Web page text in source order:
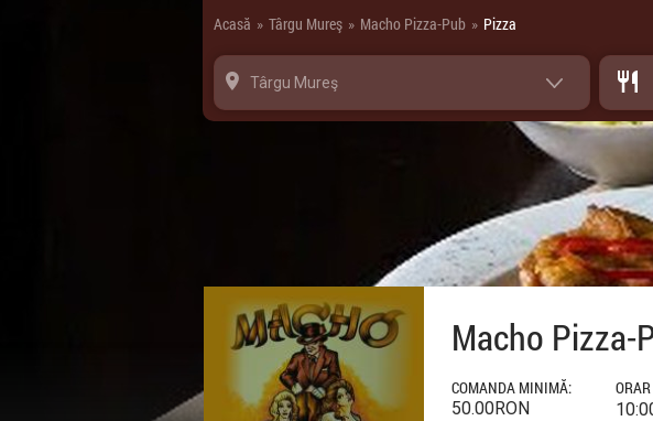
Acasă » Târgu Mureş » Macho Pizza-Pub » Pizza
Târgu Mureş
Macho Pizza-
COMANDA MINIMĂ:
50.00RON